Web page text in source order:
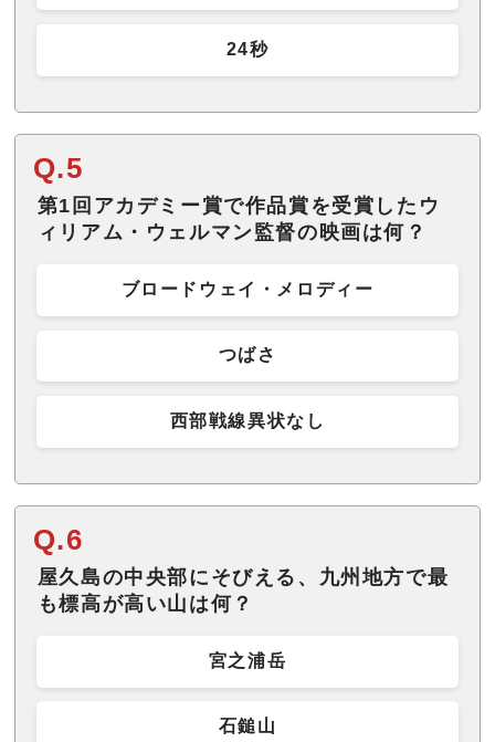
24秒
Q.5
第1回アカデミー賞で作品賞を受賞したウ
ィリアム・ウェルマン監督の映画は何？
ブロードウェイ・メロディー
つばさ
西部戦線異状なし
Q.6
屋久島の中央部にそびえる、九州地方で最
も標高が高い山は何？
宮之浦岳
石鎚山